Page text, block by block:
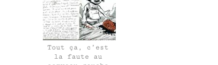
Tout ça, c’est
la faute au